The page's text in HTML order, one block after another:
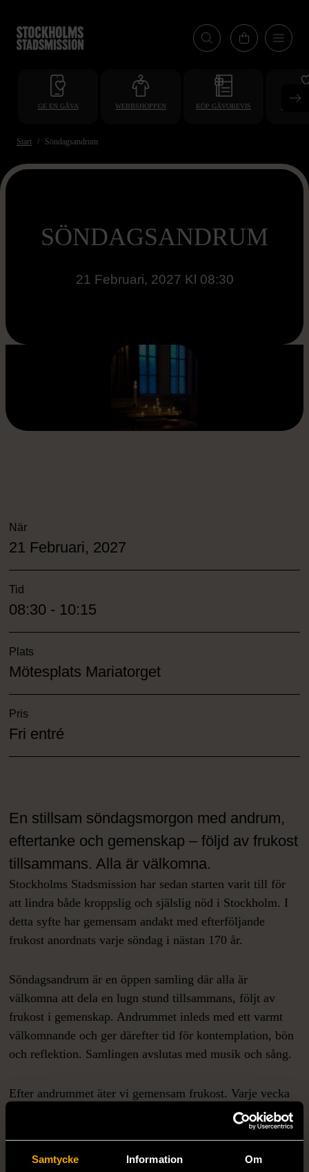
Samtycke Information Om
till
huvudinnehåll
GE EN GÅVA WEBBSHOPPEN KÖP GÅVOBEVIS
Start Söndagsandrum
SÖNDAGSANDRUM
21 Februari, 2027 Kl 08:30
När
21 Februari, 2027
Tid
08:30 - 10:15
Plats
Mötesplats Mariatorget
Pris
Fri entré
En stillsam söndagsmorgon med andrum,
eftertanke och gemenskap – följd av frukost
tillsammans. Alla är välkomna.
Stockholms Stadsmission har sedan starten varit till för
att lindra både kroppslig och själslig nöd i Stockholm. I
detta syfte har gemensam andakt med efterföljande
frukost anordnats varje söndag i nästan 170 år.
Söndagsandrum är en öppen samling där alla är
välkomna att dela en lugn stund tillsammans, följt av
frukost i gemenskap. Andrummet inleds med ett varmt
välkomnande och ger därefter tid för kontemplation, bön
och reflektion. Samlingen avslutas med musik och sång.
Efter andrummet äter vi gemensam frukost. Varje vecka
finns möjlighet för en deltagare eller gäst att dela med sig